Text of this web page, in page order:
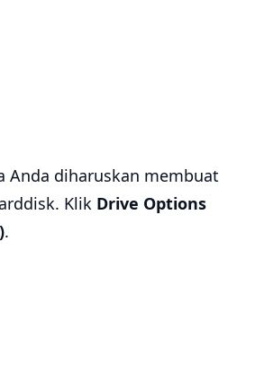
Anda diharuskan membuat
Klik Drive Options
.